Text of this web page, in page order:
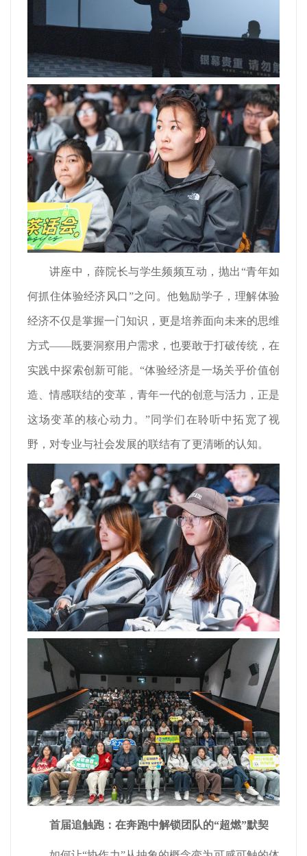
讲座中，薛院长与学生频频互动，抛出“青年如
何抓住体验经济风口”之问。他勉励学子，理解体验
经济不仅是掌握一门知识，更是培养面向未来的思维
方式——既要洞察用户需求，也要敢于打破传统，在
实践中探索创新可能。“体验经济是一场关乎价值创
造、情感联结的变革，青年一代的创意与活力，正是
这场变革的核心动力。”同学们在聆听中拓宽了视
野，对专业与社会发展的联结有了更清晰的认知。
首届追触跑：在奔跑中解锁团队的“超燃”默契